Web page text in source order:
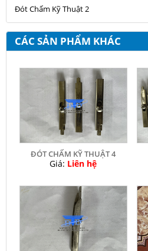
Đót Chấm Kỹ Thuật 2
CÁC SẢN PHẨM KHÁC
ĐÓT CHẤM KỸ THUẬT 4
Giá: Liên hệ